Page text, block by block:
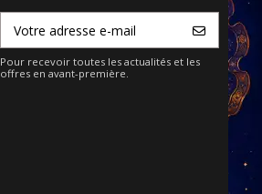
Pour recevoir toutes les actualités et les
offres en avant-première.